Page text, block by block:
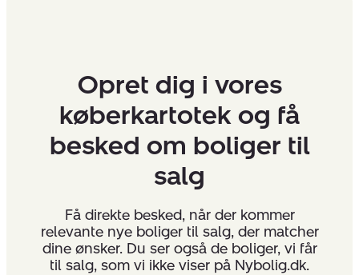
Opret dig i vores
køberkartotek og få
besked om boliger til
salg
Få direkte besked, når der kommer
relevante nye boliger til salg, der matcher
dine ønsker. Du ser også de boliger, vi får
til salg, som vi ikke viser på Nybolig.dk.